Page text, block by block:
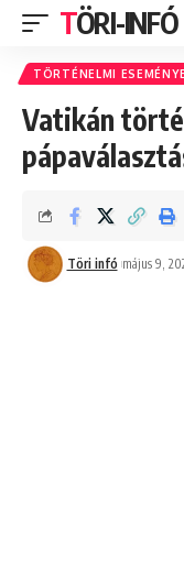
TÖRI-INFÓ
TÖRTÉNELMI
Vatikán
Töri infó május 9,